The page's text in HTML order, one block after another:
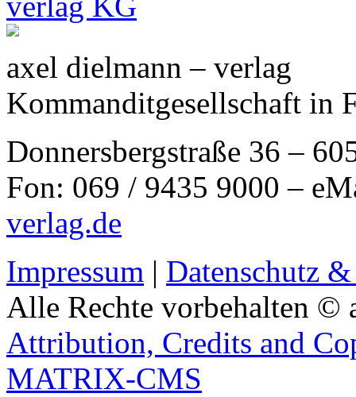
axel dielmann – verlag
Kommanditgesellschaft in
Donnersbergstraße 36 –
Fon: 069 / 9435 9000 –
verlag.de
Impressum | Datenschutz
Alle Rechte vorbehalten ©
Attribution, Credits and
MATRIX-CMS